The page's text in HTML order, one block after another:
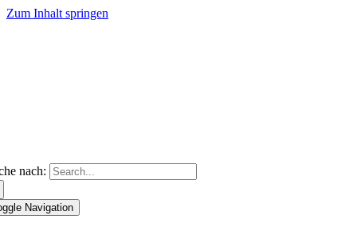
Zum Inhalt springen
nach:
Navigation